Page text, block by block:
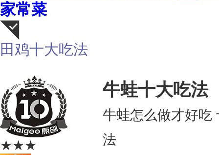
家常菜
田鸡十大吃法
★★★
牛蛙十大吃法
牛蛙怎么做才好吃
法